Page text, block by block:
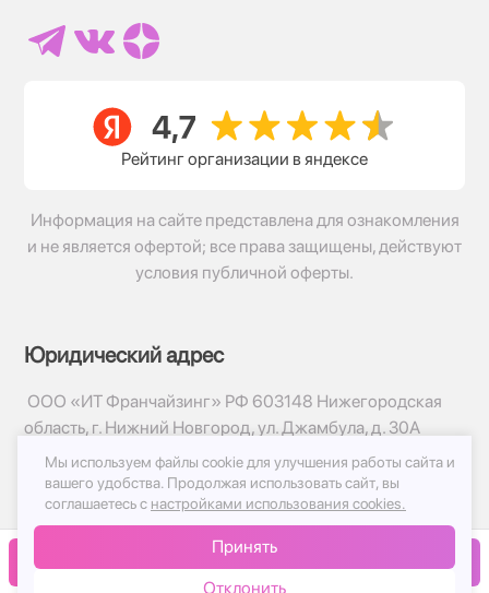
В корзину
Рейтинг организации в яндексе
Информация на сайте представлена для ознакомления
и не является офертой; все права защищены, действуют
условия публичной оферты.
Юридический адрес
ООО «ИТ Франчайзинг» РФ 603148 Нижегородская
область, г. Нижний Новгород, ул. Джамбула, д. 30А
© 2017-2026г, База Цветов 24.ру
Политика конфиденциальности
Публичная оферта
Мы используем файлы cookie для улучшения работы сайта и
вашего удобства. Продолжая использовать сайт, вы
соглашаетесь с настройками использования cookies.
Принять
Отклонить